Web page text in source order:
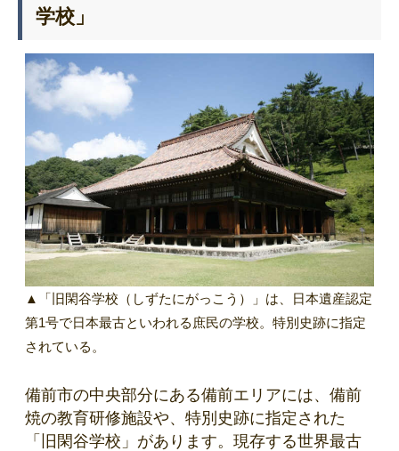
学校」
▲「旧閑谷学校（しずたにがっこう）」は、日本遺産認定
第1号で日本最古といわれる庶民の学校。特別史跡に指定
されている。
備前市の中央部分にある備前エリアには、備前
焼の教育研修施設や、特別史跡に指定された
「旧閑谷学校」があります。現存する世界最古